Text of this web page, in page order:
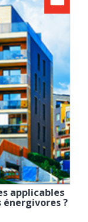
applicables
énergivores ?